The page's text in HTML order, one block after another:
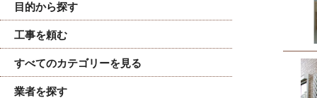
目的から探す
工事を頼む
すべてのカテゴリーを見る
業者を探す